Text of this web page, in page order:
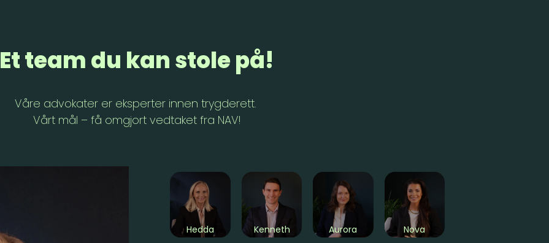
Et team du kan stole på!
Våre advokater er eksperter innen trygderett.
Vårt mål – få omgjort vedtaket fra NAV!
Hedda Kenneth Aurora Nova